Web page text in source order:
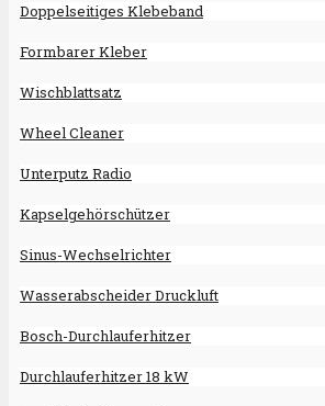
Doppelseitiges Klebeband
Formbarer Kleber
Wischblattsatz
Wheel Cleaner
Unterputz Radio
Kapselgehörschützer
Sinus-Wechselrichter
Wasserabscheider Druckluft
Bosch-Durchlauferhitzer
Durchlauferhitzer 18 kW